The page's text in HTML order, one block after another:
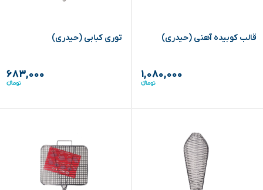
قالب کوبیده آهنی (حیدری)
۱,۰۸۰,۰۰۰
توری کبابی (حیدری)
۶۸۳,۰۰۰